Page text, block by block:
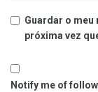
Guardar o meu
próxima vez
Notify me of